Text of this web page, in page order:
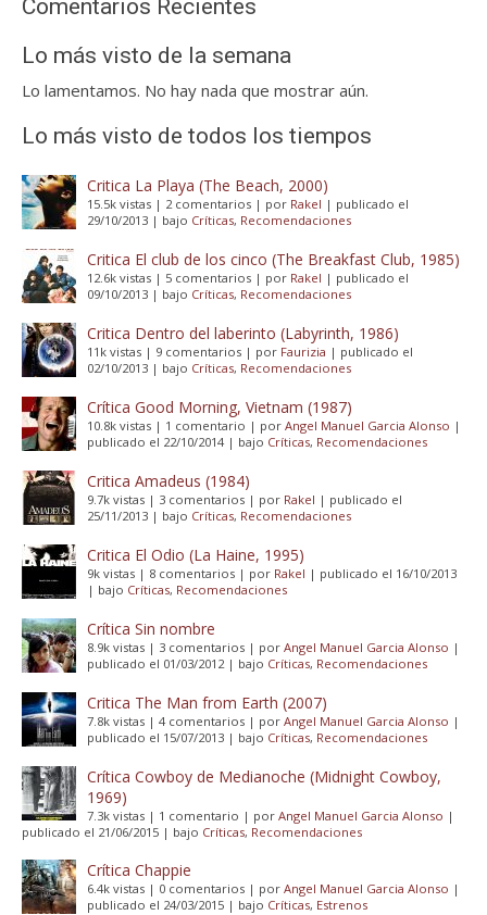
Comentarios Recientes
Lo más visto de la semana
Lo lamentamos. No hay nada que mostrar aún.
Lo más visto de todos los tiempos
Critica La Playa (The Beach, 2000)
15.5k vistas | 2 comentarios | por Rakel | publicado el
29/10/2013 | bajo Críticas, Recomendaciones
Critica El club de los cinco (The Breakfast Club, 1985)
12.6k vistas | 5 comentarios | por Rakel | publicado el
09/10/2013 | bajo Críticas, Recomendaciones
Critica Dentro del laberinto (Labyrinth, 1986)
11k vistas | 9 comentarios | por Faurizia | publicado el
02/10/2013 | bajo Críticas, Recomendaciones
Crítica Good Morning, Vietnam (1987)
10.8k vistas | 1 comentario | por Angel Manuel Garcia Alonso |
publicado el 22/10/2014| bajo Críticas, Recomendaciones
Critica Amadeus (1984)
9.7k vistas | 3 comentarios | por Rakel | publicado el
25/11/2013 | bajo Críticas, Recomendaciones
Critica El Odio (La Haine, 1995)
9k vistas | 8 comentarios | por Rakel | publicado el 16/10/2013
| bajo Críticas, Recomendaciones
Crítica Sin nombre
8.9k vistas | 3 comentarios | por Angel Manuel Garcia Alonso |
publicado el 01/03/2012| bajo Críticas, Recomendaciones
Critica The Man from Earth (2007)
7.8k vistas | 4 comentarios | por Angel Manuel Garcia Alonso |
publicado el 15/07/2013 | bajo Críticas, Recomendaciones
Crítica Cowboy de Medianoche (Midnight Cowboy,
1969)
7.3k vistas | 1 comentario | por Angel Manuel Garcia Alonso |
publicado el 21/06/2015 | bajo Críticas, Recomendaciones
Crítica Chappie
6.4k vistas | 0 comentarios | por Angel Manuel Garcia Alonso |
publicado el 24/03/2015 | bajo Críticas, Estrenos